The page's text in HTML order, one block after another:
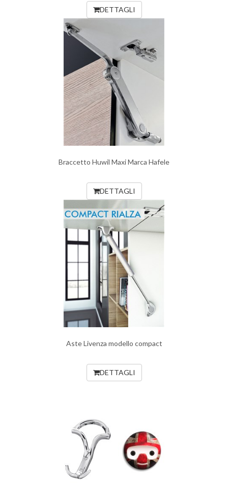
DETTAGLI
Braccetto Huwil Maxi Marca Hafele
DETTAGLI
Aste Livenza modello compact
DETTAGLI